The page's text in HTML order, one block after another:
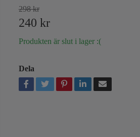
298 kr
240 kr
Produkten är slut i lager :(
Dela